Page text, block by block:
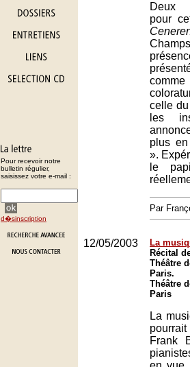
Pour recevoir notre
bulletin régulier,
saisissez votre e-mail :
d�sinscription
Deux
pour
celle
les
plus
».
le
Par
12/05/2003
La
Récital
Théâtre
Paris.
Théâtre
Paris
La
Frank